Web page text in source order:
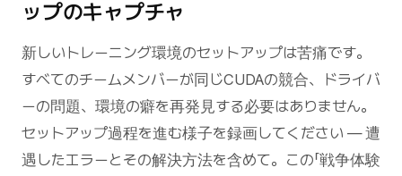
ップのキャプチャ
新しいトレーニング環境のセットアップは苦痛です。
すべてのチームメンバーが同じCUDAの競合、ドライバ
ーの問題、環境の癖を再発見する必要はありません。
セットアップ過程を進む様子を録画してください — 遭
遇したエラーとその解決方法を含めて。この「戦争体験